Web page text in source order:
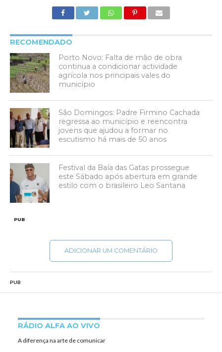
RECOMENDADO
Porto Novo: Falta de mão de obra
continua a condicionar actividade
agrícola nos principais vales do
município
São Domingos: Padre Firmino Cachada
regressa ao município e reencontra
jovens que ajudou a formar no
escutismo há mais de 50 anos
Festival da Baía das Gatas prossegue
este Sábado após abertura em grande
estilo com o brasileiro Leo Santana
PUB
ADICIONAR UM COMENTÁRIO
PUB
RÁDIO ALFA AO VIVO
A diferença na arte de comunicar